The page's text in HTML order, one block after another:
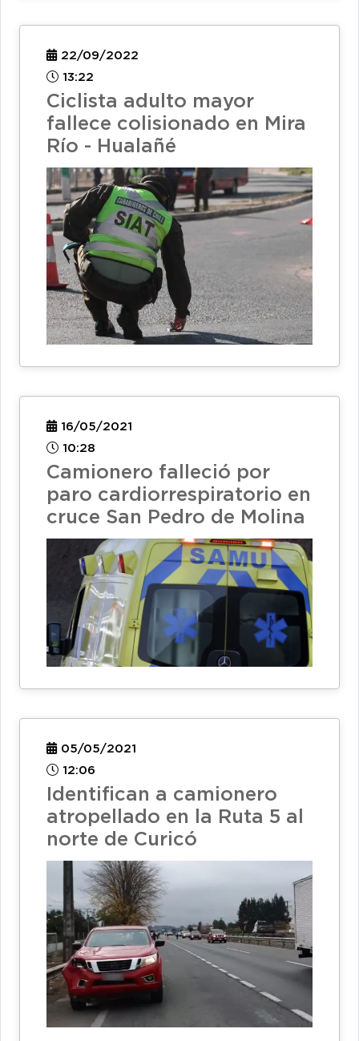
22/09/2022
13:22
Ciclista adulto mayor
fallece colisionado en Mira
Río - Hualañé
16/05/2021
10:28
Camionero falleció por
paro cardiorrespiratorio en
cruce San Pedro de Molina
05/05/2021
12:06
Identifican a camionero
atropellado en la Ruta 5 al
norte de Curicó